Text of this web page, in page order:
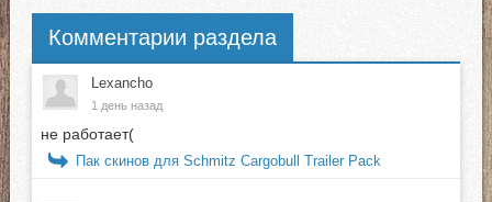
Комментарии раздела
Lexancho
1 день назад
не работает(
Пак скинов для Schmitz Cargobull Trailer Pack